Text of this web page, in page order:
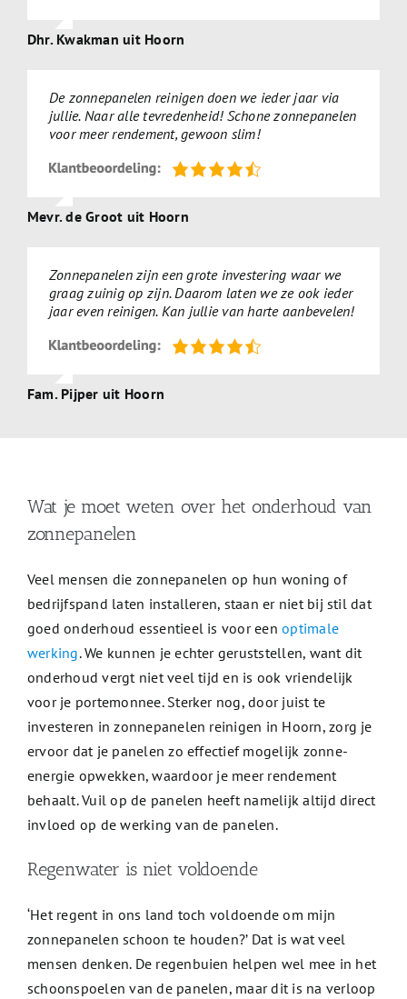
Dhr. Kwakman uit Hoorn
De zonnepanelen reinigen doen we ieder jaar via
jullie. Naar alle tevredenheid! Schone zonnepanelen
voor meer rendement, gewoon slim!
Mevr. de Groot uit Hoorn
Zonnepanelen zijn een grote investering waar we
graag zuinig op zijn. Daarom laten we ze ook ieder
jaar even reinigen. Kan jullie van harte aanbevelen!
Fam. Pijper uit Hoorn
Wat je moet weten over het onderhoud van
zonnepanelen
Veel mensen die zonnepanelen op hun woning of
bedrijfspand laten installeren, staan er niet bij stil dat
goed onderhoud essentieel is voor eenoptimale
werking. We kunnen je echter geruststellen, want dit
onderhoud vergt niet veel tijd en is ook vriendelijk
voor je portemonnee. Sterker nog, door juist te
investeren in zonnepanelen reinigen in Hoorn, zorg je
ervoor dat je panelen zo effectief mogelijk zonne-
energie opwekken, waardoor je meer rendement
behaalt. Vuil op de panelen heeft namelijk altijd direct
invloed op de werking van de panelen.
Regenwater is niet voldoende
‘Het regent in ons land toch voldoende om mijn
zonnepanelen schoon te houden?’ Dat is wat veel
mensen denken. De regenbuien helpen wel mee in het
schoonspoelen van de panelen, maar dit is na verloop